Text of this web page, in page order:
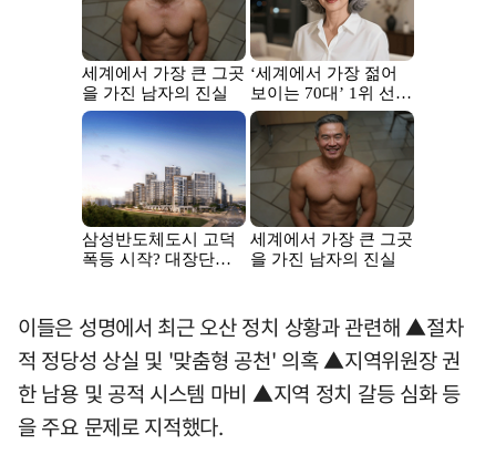
이들은 성명에서 최근 오산 정치 상황과 관련해 ▲절차
적 정당성 상실 및 '맞춤형 공천' 의혹 ▲지역위원장 권
한 남용 및 공적 시스템 마비 ▲지역 정치 갈등 심화 등
을 주요 문제로 지적했다.